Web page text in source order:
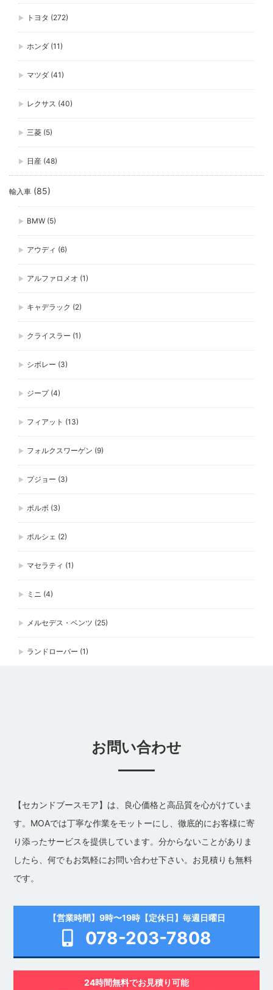
トヨタ (272)
ホンダ (11)
マツダ (41)
レクサス (40)
三菱 (5)
日産 (48)
輸入車 (85)
BMW (5)
アウディ (6)
アルファロメオ (1)
キャデラック (2)
クライスラー (1)
シボレー (3)
ジープ(4)
フィアット (13)
フォルクスワーゲン (9)
プジョー (3)
ボルボ (3)
ポルシェ (2)
マセラティ (1)
ミニ (4)
メルセデス・ベンツ (25)
ランドローバー (1)
お問い合わせ
【セカンドブースモア】は、良心価格と高品質を心がけていま
す。MOAでは丁寧な作業をモットーにし、徹底的にお客様に寄
り添ったサービスを提供しています。分からないことがありま
したら、何でもお気軽にお問い合わせ下さい。お見積りも無料
です。
【営業時間】9時〜19時【定休日】毎週日曜日
078-203-7808
24時間無料でお見積り可能